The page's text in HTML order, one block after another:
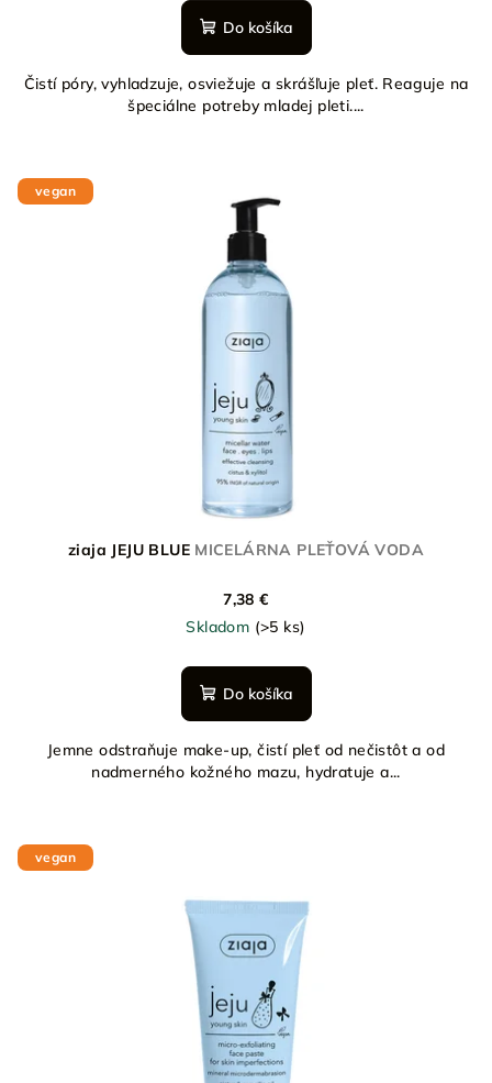
Do košíka
Čistí póry, vyhladzuje, osviežuje a skrášľuje pleť. Reaguje na
špeciálne potreby mladej pleti....
vegan
ziaja JEJU BLUE MICELÁRNA PLEŤOVÁ VODA
7,38 €
Skladom (>5 ks)
Do košíka
Jemne odstraňuje make-up, čistí pleť od nečistôt a od
nadmerného kožného mazu, hydratuje a...
vegan